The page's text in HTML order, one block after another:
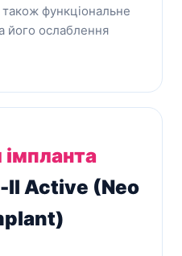
також функціональне
його ослаблення
ll Active (Neo